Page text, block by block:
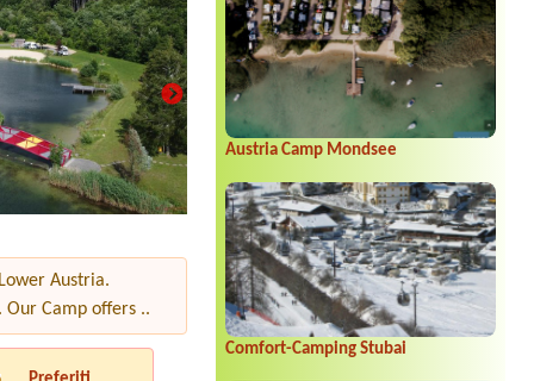
Austria Camp Mondsee
Comfort-Camping Stubai
Austria.
Camp offers ..